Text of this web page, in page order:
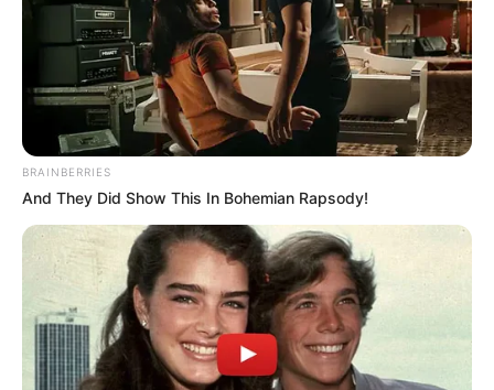
BRAINBERRIES
And They Did Show This In Bohemian Rapsody!